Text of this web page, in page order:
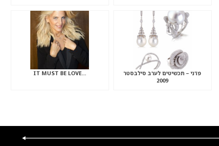
פדני – תכשיטים לערב סילבסטר
2009
…IT MUST BE LOVE